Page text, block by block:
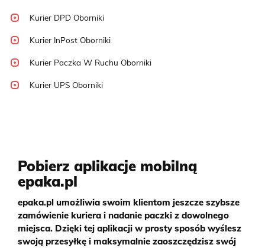
Kurier DPD Oborniki
Kurier InPost Oborniki
Kurier Paczka W Ruchu Oborniki
Kurier UPS Oborniki
Pobierz aplikacje mobilną
epaka.pl
epaka.pl umożliwia swoim klientom jeszcze szybsze
zamówienie kuriera i nadanie paczki z dowolnego
miejsca. Dzięki tej aplikacji w prosty sposób wyślesz
swoją przesyłkę i maksymalnie zaoszczędzisz swój